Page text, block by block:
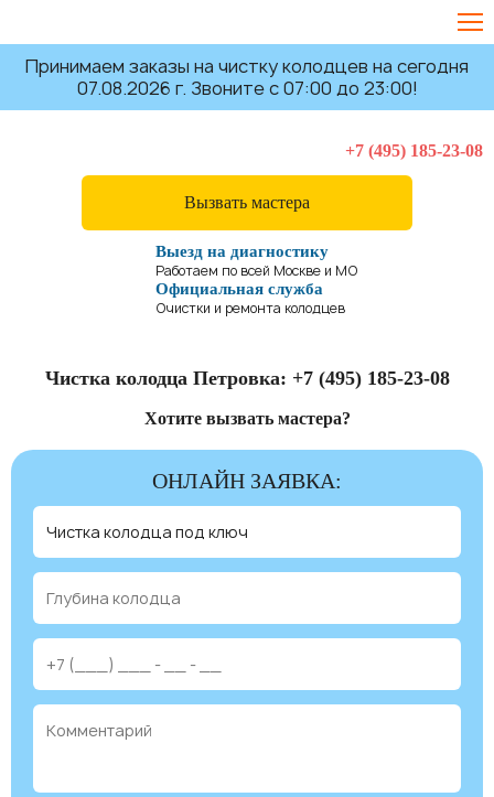
Принимаем заказы на чистку колодцев на сегодня
07.08.2026 г. Звоните с 07:00 до 23:00!
Вызвать мастера
Выезд на диагностику
Работаем по всей Москве и МО
Официальная служба
Очистки и ремонта колодцев
+7 (495) 185-23-08
Чистка колодца Петровка: +7 (495) 185-23-08
Хотите вызвать мастера?
ОНЛАЙН ЗАЯВКА: